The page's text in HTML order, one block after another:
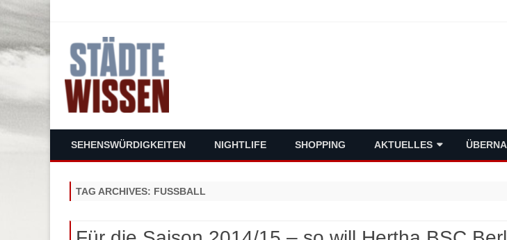
to
SEHENSWÜRDIGKEITEN NIGHTLIFE SHOPPING AKTUELLES
WIRTSCHAFT
TAG ARCHIVES: FUSSBALL